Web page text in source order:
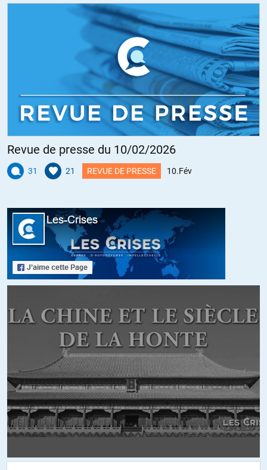
Revue de presse du 10/02/2026
31 21 REVUE DE PRESSE 10.Fév